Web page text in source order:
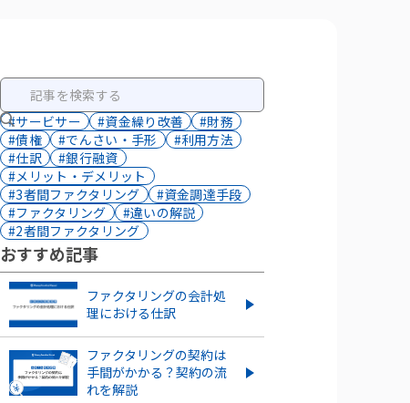
#サービサー #資金繰り改善
#財務
#債権
#でんさい・手形
#利用方法
#仕訳
#銀行融資
#メリット・デメリット
#3者間ファクタリング
#資金調達手段
#ファクタリング
#違いの解説
#2者間ファクタリング
おすすめ記事
ファクタリングの会計処
理における仕訳
ファクタリングの契約は
手間がかかる？契約の流
れを解説